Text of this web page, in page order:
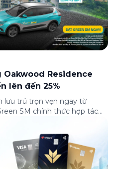
Oakwood Residence
lên đến 25%
lưu trú trọn vẹn ngay từ
SM chính thức hợp tác
hàng có điểm đi hoặc
này. Tọa lạc trong […]